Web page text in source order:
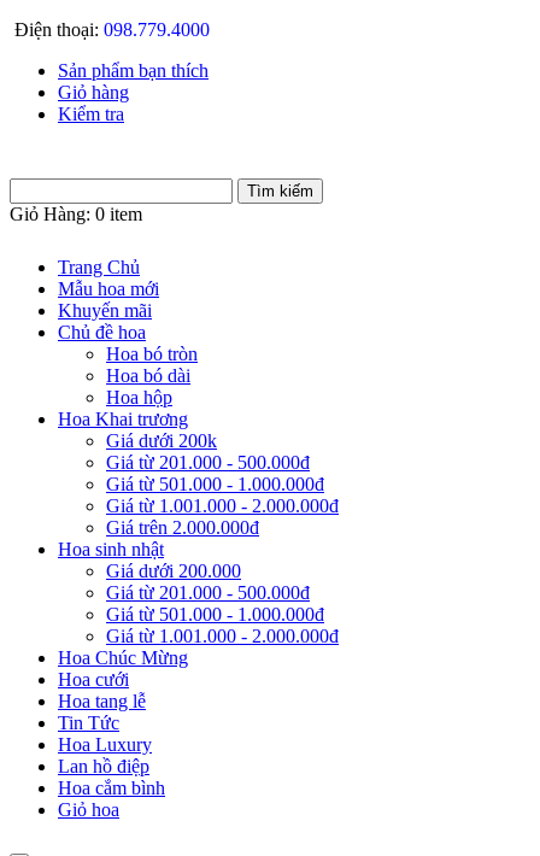
Điện thoại: 098.779.4000
Sản phẩm bạn thích
Giỏ hàng
Kiểm tra
Giỏ Hàng: 0 item
Trang Chủ
Mẫu hoa mới
Khuyến mãi
Chủ đề hoa
Hoa bó tròn
Hoa bó dài
Hoa hộp
Hoa Khai trương
Giá dưới 200k
Giá từ 201.000 - 500.000đ
Giá từ 501.000 - 1.000.000đ
Giá từ 1.001.000 - 2.000.000đ
Giá trên 2.000.000đ
Hoa sinh nhật
Giá dưới 200.000
Giá từ 201.000 - 500.000đ
Giá từ 501.000 - 1.000.000đ
Giá từ 1.001.000 - 2.000.000đ
Hoa Chúc Mừng
Hoa cưới
Hoa tang lễ
Tin Tức
Hoa Luxury
Lan hồ điệp
Hoa cắm bình
Giỏ hoa